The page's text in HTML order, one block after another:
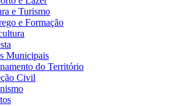
e Turismo
e Formação
Municipais
do Território
Civil